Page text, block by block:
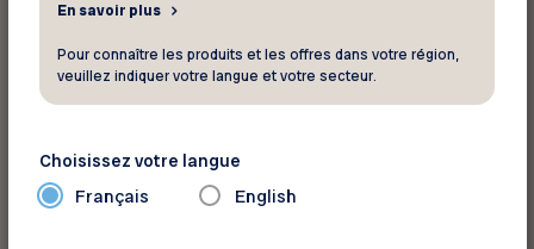
réception du courriel de confirmation.
Pour toute question, veuillez communiquer avec
Description de l’atelier
En savoir plus
Pour connaître les produits et les offres dans votre région,
veuillez indiquer votre langue et votre secteur.
Choisissez votre langue
Français English